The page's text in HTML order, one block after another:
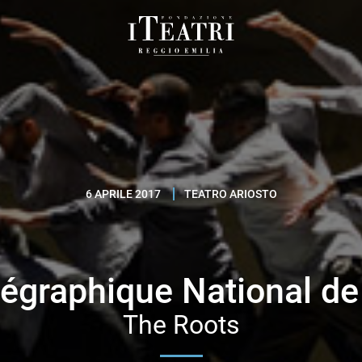
I
Teatri
Reggio
Emilia
6 APRILE 2017 TEATRO ARIOSTO
National
The Roots